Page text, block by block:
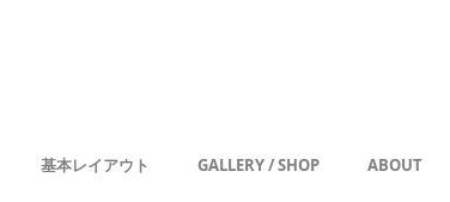
基本レイアウト GALLERY / SHOP ABOUT